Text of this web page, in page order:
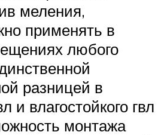
меления,
применять в
любого
разницей в
и влагостойкого гвл
монтажа